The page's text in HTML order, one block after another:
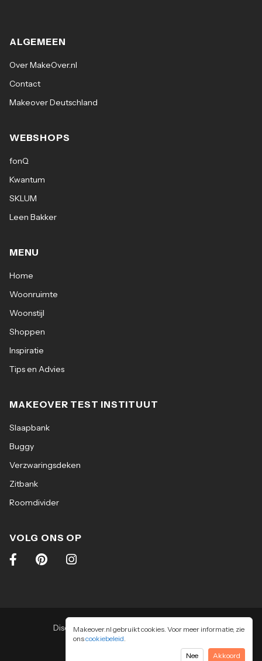
Makeover.nl gebruikt cookies. Voor meer informatie, zie
onscookiebeleid.
Nee
Akkoord
ALGEMEEN
Over MakeOver.nl
Contact
Makeover Deutschland
WEBSHOPS
fonQ
Kwantum
SKLUM
Leen Bakker
MENU
Home
Woonruimte
Woonstijl
Shoppen
Inspiratie
Tips en Advies
MAKEOVER TEST INSTITUUT
Slaapbank
Buggy
Verzwaringsdeken
Zitbank
Roomdivider
VOLG ONS OP
Disclaimer | Algemene voorwaarden |
Privacy & cookiebeleid